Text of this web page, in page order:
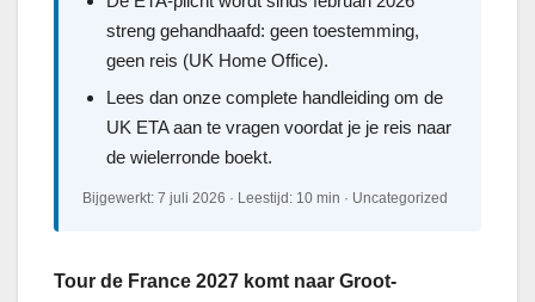
streng gehandhaafd: geen toestemming,
geen reis (UK Home Office).
Lees dan onze complete handleiding om de
UK ETA aan te vragen voordat je je reis naar
de wielerronde boekt.
Bijgewerkt: 7 juli 2026 · Leestijd: 10 min · Uncategorized
Tour de France 2027 komt naar Groot-